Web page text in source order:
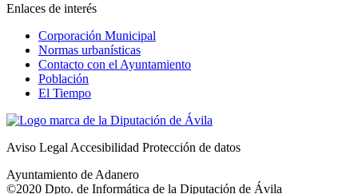
Enlaces de interés
Corporación Municipal
Normas urbanísticas
Contacto con el Ayuntamiento
Población
El Tiempo
Aviso Legal Accesibilidad Protección de datos
Ayuntamiento de Adanero
©2020 Dpto. de Informática de la Diputación de Ávila